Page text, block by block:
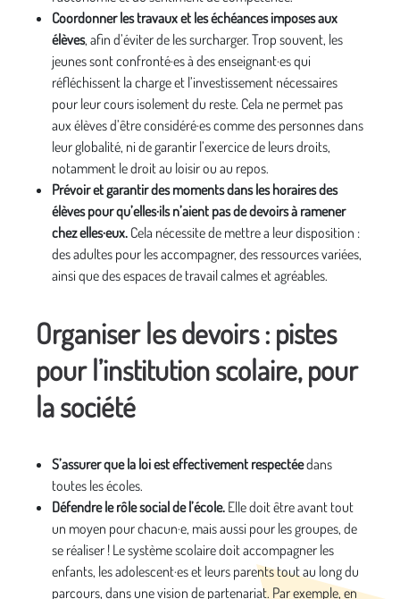
Coordonner les travaux et les échéances imposes aux
élèves, afin d’éviter de les surcharger. Trop souvent, les
jeunes sont confronté·es à des enseignant·es qui
réfléchissent la charge et l’investissement nécessaires
pour leur cours isolement du reste. Cela ne permet pas
aux élèves d’être considéré·es comme des personnes dans
leur globalité, ni de garantir l’exercice de leurs droits,
notamment le droit au loisir ou au repos.
Prévoir et garantir des moments dans les horaires des
élèves pour qu’elles·ils n’aient pas de devoirs à ramener
chez elles·eux. Cela nécessite de mettre a leur disposition :
des adultes pour les accompagner, des ressources variées,
ainsi que des espaces de travail calmes et agréables.
Organiser les devoirs : pistes
pour l’institution scolaire, pour
la société
S’assurer que la loi est effectivement respectéedans
toutes les écoles.
Défendre le rôle social de l’école. Elle doit être avant tout
un moyen pour chacun·e, mais aussi pour les groupes, de
se réaliser ! Le système scolaire doit accompagner les
enfants, les adolescent·es et leurs parents tout au long du
parcours, dans une vision de partenariat. Par exemple, en